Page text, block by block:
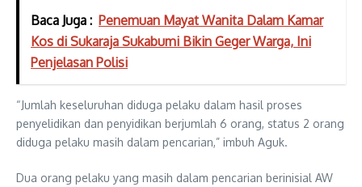
Baca Juga : Penemuan Mayat Wanita Dalam Kamar
Kos di Sukaraja Sukabumi Bikin Geger Warga, Ini
Penjelasan Polisi
“Jumlah keseluruhan diduga pelaku dalam hasil proses
penyelidikan dan penyidikan berjumlah 6 orang, status 2 orang
diduga pelaku masih dalam pencarian,” imbuh Aguk.
Dua orang pelaku yang masih dalam pencarian berinisial AW